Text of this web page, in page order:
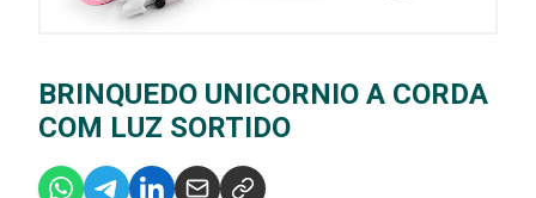
BRINQUEDO UNICORNIO A CORDA
COM LUZ SORTIDO